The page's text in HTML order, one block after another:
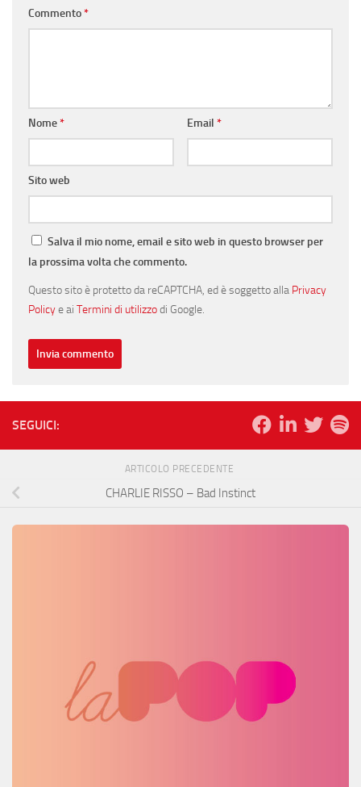
Commento*
Nome* Email *
Sito web
Salva il mio nome, email e sito web in questo browser per
la prossima volta che commento.
Questo sito è protetto da reCAPTCHA, ed è soggetto alla Privacy
Policye ai Termini di utilizzodi Google.
SEGUICI:
ARTICOLO PRECEDENTE
CHARLIE RISSO – Bad Instinct